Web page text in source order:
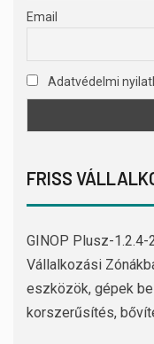
Email
Adatvédelmi
FRISS
GINOP Plusz-1.2.4-
Vállalkozási
eszközök, gépek
korszerűsítés,